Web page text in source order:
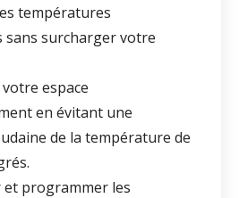
températures
sans surcharger votre
espace
en évitant une
de la température de
et programmer les